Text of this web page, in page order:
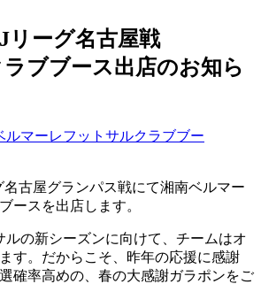
リーグ名古屋戦
ブブース出店のお知ら
名古屋グランパス戦にて湘南ベルマー
ースを出店します。
ルの新シーズンに向けて、チームはオ
す。だからこそ、昨年の応援に感謝
確率高めの、春の大感謝ガラポンをご